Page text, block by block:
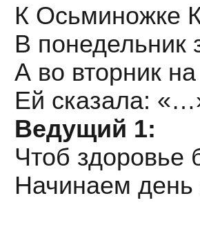
К Осьминожке
В понедельник
А во вторник
Ей сказала:
Ведущий 1:
Чтоб здоровье
Начинаем